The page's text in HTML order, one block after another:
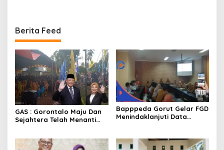
Berita Feed
GAS : Gorontalo Maju Dan
Sejahtera Telah Menanti
Bapppeda Gorut Gelar FGD
Menindaklanjuti Data